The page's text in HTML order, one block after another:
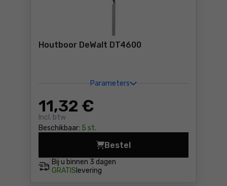
Houtboor DeWalt DT4600
Parameters
11,32 €
Incl. btw
Beschikbaar: 5 st.
Bij u binnen 3 dagen
GRATIS levering
Bestel
Houtboor DeWalt DT4600